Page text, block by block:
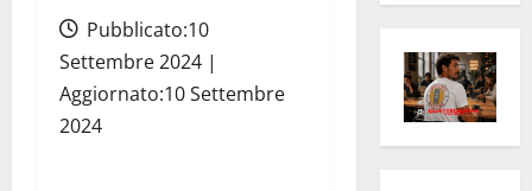
Pubblicato:10
Settembre 2024 |
Aggiornato:10 Settembre
2024